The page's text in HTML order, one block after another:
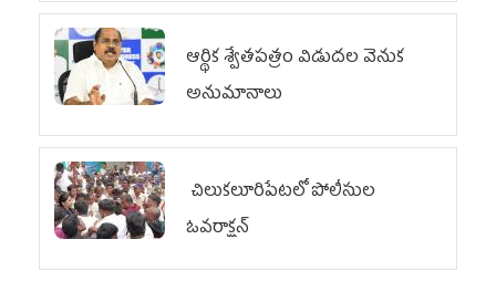
ఆర్థిక శ్వేతపత్రం విడుదల వెనుక
అనుమానాలు
చిలుక‌లూరిపేట‌లో పోలీసుల
ఓవ‌రాక్ష‌న్‌